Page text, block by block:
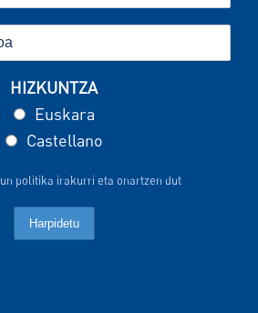
HIZKUNTZA
Euskara
Castellano
politika irakurri eta onartzen dut